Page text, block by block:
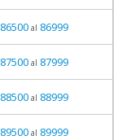
86500al 86999
87500al 87999
88500al 88999
89500al 89999